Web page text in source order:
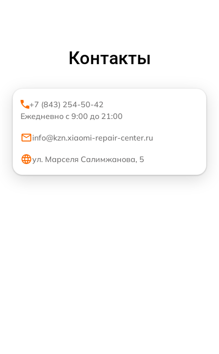
Контакты
+7 (843) 254-50-42
Ежедневно с 9:00 до 21:00
info@kzn.xiaomi-repair-center.ru
ул. Марселя Салимжанова, 5